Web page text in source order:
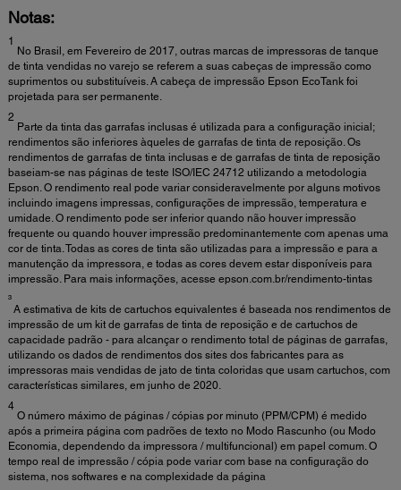
Notas:
1
No Brasil, em Fevereiro de 2017, outras marcas de impressoras de tanque
de tinta vendidas no varejo se referem a suas cabeças de impressão como
suprimentos ou substituíveis. A cabeça de impressão Epson EcoTank foi
projetada para ser permanente.
2
Parte da tinta das garrafas inclusas é utilizada para a configuração inicial;
rendimentos são inferiores àqueles de garrafas de tinta de reposição. Os
rendimentos de garrafas de tinta inclusas e de garrafas de tinta de reposição
baseiam-se nas páginas de teste ISO/IEC 24712 utilizando a metodologia
Epson. O rendimento real pode variar consideravelmente por alguns motivos
incluindo imagens impressas, configurações de impressão, temperatura e
umidade. O rendimento pode ser inferior quando não houver impressão
frequente ou quando houver impressão predominantemente com apenas uma
cor de tinta. Todas as cores de tinta são utilizadas para a impressão e para a
manutenção da impressora, e todas as cores devem estar disponíveis para
impressão. Para mais informações, acesse epson.com.br/rendimento-tintas
³
A estimativa de kits de cartuchos equivalentes é baseada nos rendimentos de
impressão de um kit de garrafas de tinta de reposição e de cartuchos de
capacidade padrão - para alcançar o rendimento total de páginas de garrafas,
utilizando os dados de rendimentos dos sites dos fabricantes para as
impressoras mais vendidas de jato de tinta coloridas que usam cartuchos, com
características similares, em junho de 2020.
4
O número máximo de páginas / cópias por minuto (PPM/CPM) é medido
após a primeira página com padrões de texto no Modo Rascunho (ou Modo
Economia, dependendo da impressora / multifuncional) em papel comum. O
tempo real de impressão / cópia pode variar com base na configuração do
sistema, nos softwares e na complexidade da página